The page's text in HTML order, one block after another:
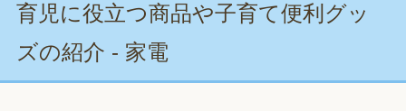
育児に役立つ商品や子育て便利グッ
ズの紹介 - 家電